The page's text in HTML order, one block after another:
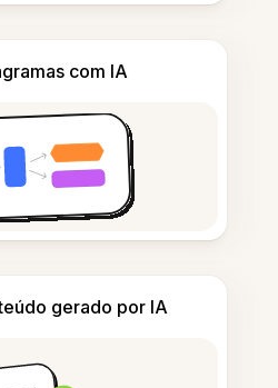
com IA
gerado por IA